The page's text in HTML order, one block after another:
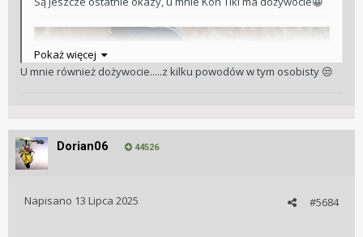
Pokaż więcej
U mnie również dożywocie.....z kilku powodów w tym osobisty 😒
Dorian06 44526
#5684
Napisano 13 Lipca 2025